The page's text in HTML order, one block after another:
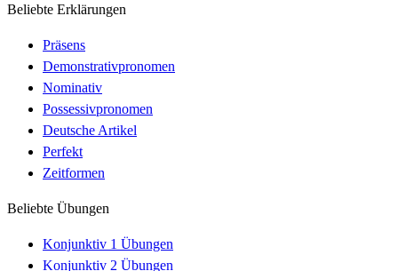
Beliebte Erklärungen
Präsens
Demonstrativpronomen
Nominativ
Possessivpronomen
Deutsche Artikel
Perfekt
Zeitformen
Beliebte Übungen
Konjunktiv 1 Übungen
Konjunktiv 2 Übungen